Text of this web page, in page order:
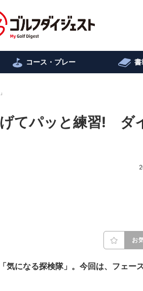
コース・プレー 書
げてパッと練習! ダ
お
気になる探検隊」。今回は、フェー